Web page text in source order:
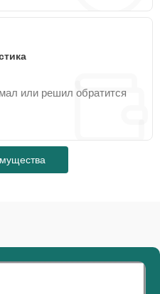
или решил обратится